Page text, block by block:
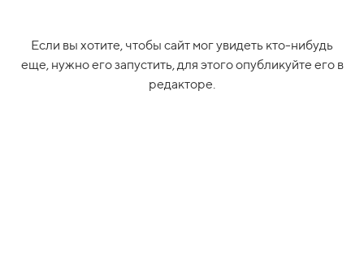
Если вы хотите, чтобы сайт мог увидеть кто-нибудь
еще, нужно его запустить, для этого опубликуйте его в
редакторе.